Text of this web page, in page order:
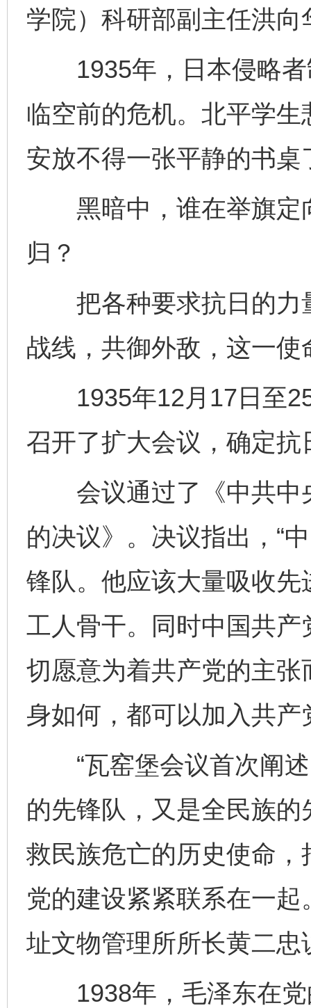
学院）科研部副主任洪向
1935年，日本侵略者
临空前的危机。北平学
安放不得一张平静的书桌
黑暗中，谁在举旗定
归？
把各种要求抗日的力
战线，共御外敌，这一
1935年12月17日至25
召开了扩大会议，确定
会议通过了《中共中
的决议》。决议指出，“
锋队。他应该大量吸收
工人骨干。同时中国共
切愿意为着共产党的主
身如何，都可以加入共产
“瓦窑堡会议首次阐述
的先锋队，又是全民族
救民族危亡的历史使命
党的建设紧紧联系在一
址文物管理所所长黄二忠
1938年，毛泽东在党